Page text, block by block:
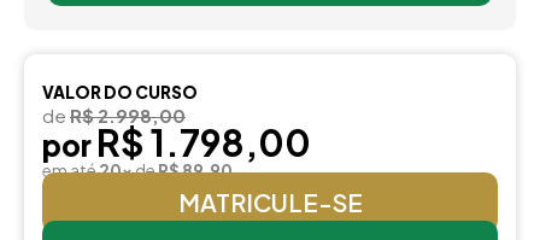
VALOR DO CURSO
de R$ 2.998,00
por R$ 1.798,00
em até20xdeR$ 89,90
MATRICULE-SE